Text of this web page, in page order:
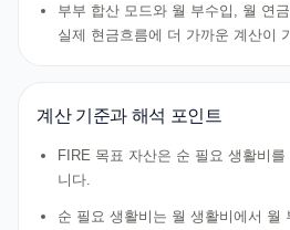
부부 합산 모드와 월 부수입, 월 연
실제 현금흐름에 더 가까운 계산이
계산 기준과 해석 포인트
FIRE 목표 자산은 순 필요 생활비
니다.
순 필요 생활비는 월 생활비에서 월